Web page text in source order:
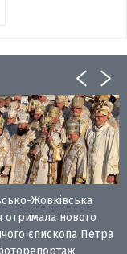
Жовківська
отримала нового
єпископа Петра